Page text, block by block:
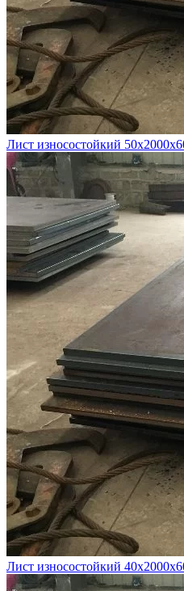
Лист износостойкий
Лист износостойкий